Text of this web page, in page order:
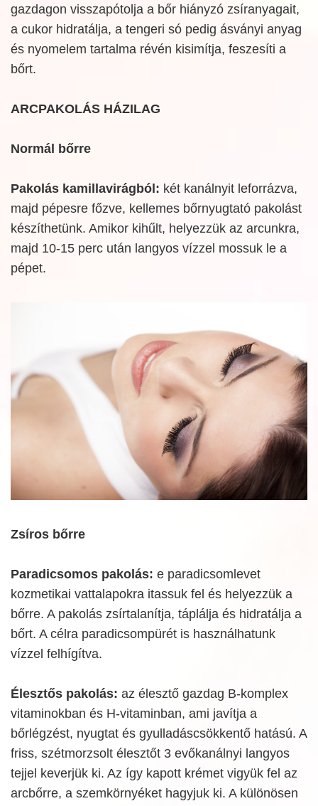
gazdagon visszapótolja a bőr hiányzó zsíranyagait,
a cukor hidratálja, a tengeri só pedig ásványi anyag
és nyomelem tartalma révén kisimítja, feszesíti a
bőrt.
ARCPAKOLÁS HÁZILAG
Normál bőrre
Pakolás kamillavirágból: két kanálnyit leforrázva,
majd pépesre főzve, kellemes bőrnyugtató pakolást
készíthetünk. Amikor kihűlt, helyezzük az arcunkra,
majd 10-15 perc után langyos vízzel mossuk le a
pépet.
Zsíros bőrre
Paradicsomos pakolás: e paradicsomlevet
kozmetikai vattalapokra itassuk fel és helyezzük a
bőrre. A pakolás zsírtalanítja, táplálja és hidratálja a
bőrt. A célra paradicsompürét is használhatunk
vízzel felhígítva.
Élesztős pakolás: az élesztő gazdag B-komplex
vitaminokban és H-vitaminban, ami javítja a
bőrlégzést, nyugtat és gyulladáscsökkentő hatású. A
friss, szétmorzsolt élesztőt 3 evőkanálnyi langyos
tejjel keverjük ki. Az így kapott krémet vigyük fel az
arcbőrre, a szemkörnyéket hagyjuk ki. A különösen